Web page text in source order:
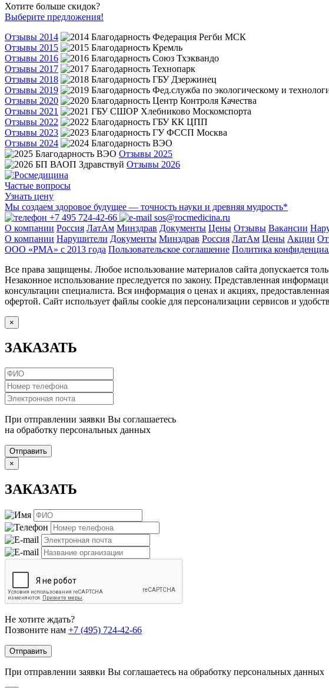
Хотите больше скидок?
Выберите предложения!
Отзывы 2014
Отзывы 2015
Отзывы 2016
Отзывы 2017
Отзывы 2018
Отзывы 2019
Отзывы 2020
Отзывы 2021
Отзывы 2022
Отзывы 2023
Отзывы 2024
Отзывы 2025
Отзывы 2026
Частые вопросы
Узнать цену
Мы создаем здоровое будущее — точность науки и древняя мудрость*
+7 495 724-42-66
sos@rocmedicina.ru
О компании Россия ЛатАм Минздрав Документы Цены Отзывы Вакансии
О компании Нарушители Документы Минздрав Россия ЛатАм Цены Акции
ООО «РМА» c 2013 года Пользовательское соглашение Политика
Все права защищены. Любое использование материалов сайта допускается
Незаконное использование преследуется по закону. Представленная
консультации специалиста. Вся информация о ценах и акциях,
офертой. Сайт использует файлы cookie для персонализации сервисов и
×
ЗАКАЗАТЬ
При отправлении заявки Вы соглашаетесь
на обработку персональных данных
Отправить
×
ЗАКАЗАТЬ
Не хотите ждать?
Позвоните нам +7 (495) 724-42-66
Отправить
При отправлении заявки Вы соглашаетесь на обработку персональных данных